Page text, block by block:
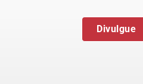
Divulgue